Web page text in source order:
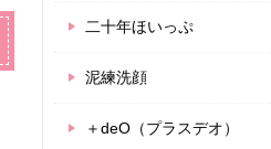
二十年ほいっぷ
泥練洗顔
＋deO（プラスデオ）